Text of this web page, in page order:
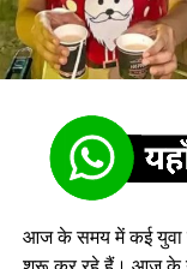
आज के समय में कई युवा